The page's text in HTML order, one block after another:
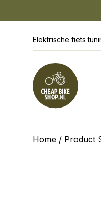
Elektrische fiets
Home / Product